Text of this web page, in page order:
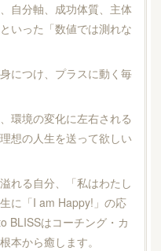
自分軸、成功体質、主体
いった「数値では測れな
につけ、プラスに動く毎
環境の変化に左右される
想の人生を送って欲しい
れる自分、「私はわたし
に「I am Happy!」の応
BLISSはコーチング・カ
本から癒します。